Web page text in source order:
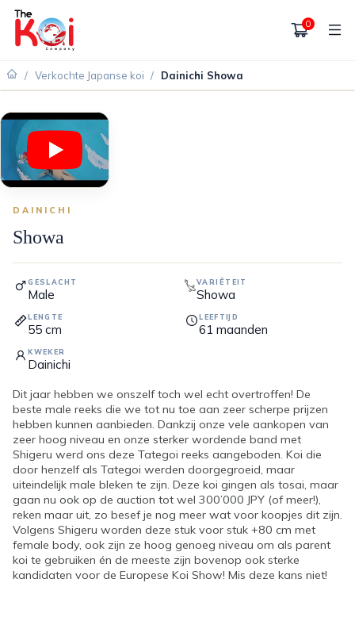
0
/ Verkochte Japanse koi / Dainichi Showa
VERKOCHT
DAINICHI
Showa
GESLACHT
Male
VARIËTEIT
Showa
LENGTE
55 cm
LEEFTIJD
61 maanden
KWEKER
Dainichi
Dit jaar hebben we onszelf toch wel echt overtroffen! De
beste male reeks die we tot nu toe aan zeer scherpe prijzen
hebben kunnen aanbieden. Dankzij onze vele aankopen van
zeer hoog niveau en onze sterker wordende band met
Shigeru werd ons deze Tategoi reeks aangeboden. Koi die
door henzelf als Tategoi werden doorgegroeid, maar
uiteindelijk male bleken te zijn. Deze koi gingen als tosai, maar
gaan nu ook op de auction tot wel 300’000 JPY (of meer!),
reken maar uit, zo besef je nog meer wat voor koopjes dit zijn.
Volgens Shigeru worden deze stuk voor stuk +80 cm met
female body, ook zijn ze hoog genoeg niveau om als parent
koi te gebruiken én de meeste zijn bovenop ook sterke
kandidaten voor de Europese Koi Show! Mis deze kans niet!